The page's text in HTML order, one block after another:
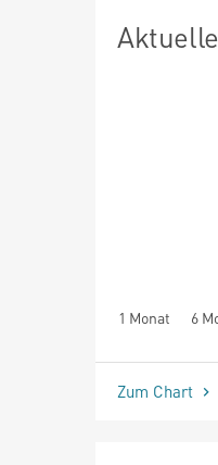
1 Monat 6
seit Beginn
Zum Chart